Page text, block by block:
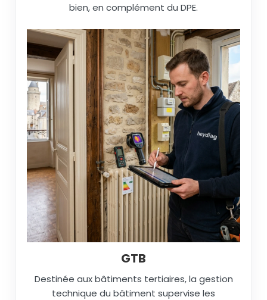
bien, en complément du DPE.
GTB
Destinée aux bâtiments tertiaires, la gestion
technique du bâtiment supervise les